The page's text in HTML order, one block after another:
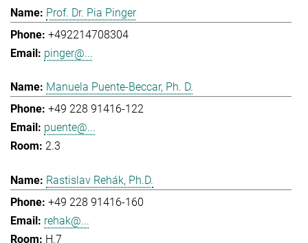
Prof. Dr. Pia Pinger
+492214708304
pinger@...
Manuela Puente-Beccar, Ph. D.
+49 228 91416-122
puente@...
2.3
Rastislav Rehák, Ph.D.
+49 228 91416-160
rehak@...
H.7